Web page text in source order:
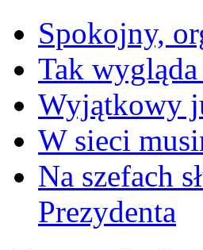
Spokojny,
Tak
Wyjątkowy
W sieci
Na szefach
Prezydenta